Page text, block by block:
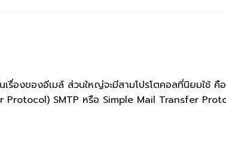
องของอีเมล์ ส่วนใหญ่จะมีสามโปรโตคอลที่นิยมใช้ คือ
Protocol) SMTP หรือ Simple Mail Transfer